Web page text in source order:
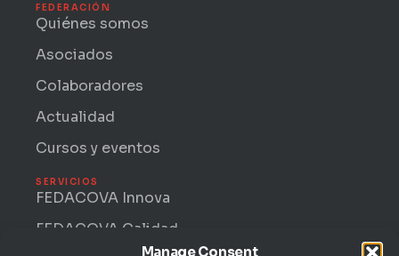
Manage Consent
FEDERACIÓN
Quiénes somos
Asociados
Colaboradores
Actualidad
Cursos y eventos
SERVICIOS
FEDACOVA Innova
FEDACOVA Calidad